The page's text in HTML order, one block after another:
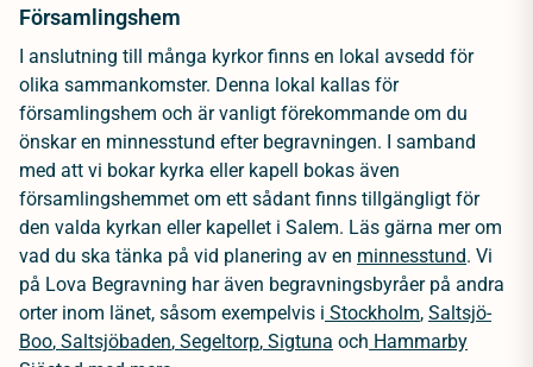
Församlingshem
I anslutning till många kyrkor finns en lokal avsedd för
olika sammankomster. Denna lokal kallas för
församlingshem och är vanligt förekommande om du
önskar en minnesstund efter begravningen. I samband
med att vi bokar kyrka eller kapell bokas även
församlingshemmet om ett sådant finns tillgängligt för
den valda kyrkan eller kapellet i Salem. Läs gärna mer om
vad du ska tänka på vid planering av en minnesstund. Vi
på Lova Begravning har även begravningsbyråer på andra
orter inom länet, såsom exempelvis i Stockholm, Saltsjö-
Boo, Saltsjöbaden, Segeltorp, Sigtuna och Hammarby